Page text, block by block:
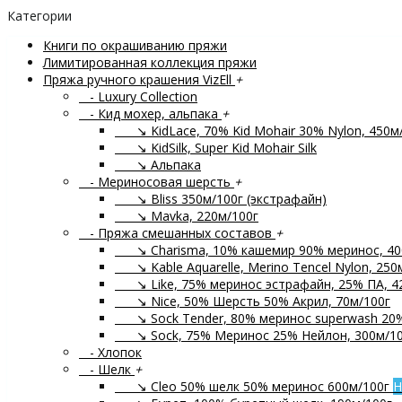
Категории
Книги по окрашиванию пряжи
Лимитированная коллекция пряжи
Пряжа ручного крашения VizEll +
- Luxury Collection
- Кид мохер, альпака +
↘ KidLace, 70% Kid Mohair 30% Nylon,
↘ KidSilk, Super Kid Mohair Silk
↘ Альпака
- Мериносовая шерсть +
↘ Bliss 350м/100г (экстрафайн)
↘ Mavka, 220м/100г
- Пряжа смешанных составов +
↘ Charisma, 10% кашемир 90% меринос,
↘ Kable Aquarelle, Merino Tencel Nylon,
↘ Like, 75% меринос эстрафайн, 25% ПА,
↘ Nice, 50% Шерсть 50% Акрил, 70м/100г
↘ Sock Tender, 80% меринос superwash
↘ Sock, 75% Меринос 25% Нейлон, 300м/
- Хлопок
- Шелк +
↘ Cleo 50% шелк 50% меринос 600м/100г